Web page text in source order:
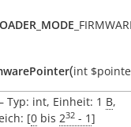
(int
Typ: int, Einheit: 1 B,
[0 bis 232 - 1]